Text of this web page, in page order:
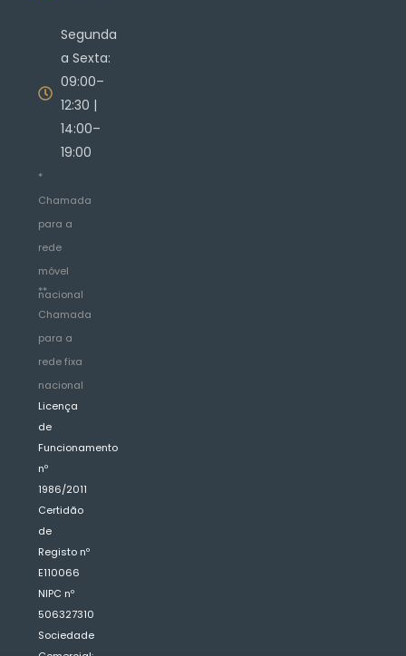
Segunda
a Sexta:
09:00–
12:30 |
14:00–
19:00
*
Chamada
para a
rede
móvel
nacional
**
Chamada
para a
rede fixa
nacional
Licença
de
Funcionamento
nº
1986/2011
Certidão
de
Registo nº
E110066
NIPC nº
506327310
Sociedade